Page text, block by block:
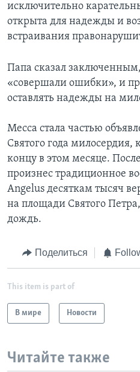
исключительно
открыта для надежды и
встраивания
Папа сказал
«совершали ошибки», и
оставлять надежды на
Месса стала частью
Святого года милосердия,
концу в этом месяце.
произнес традиционное
Angelus десяткам тысяч
на площади Святого
дождь.
Поделиться
This item is part of
В мире Новости
Читайте также